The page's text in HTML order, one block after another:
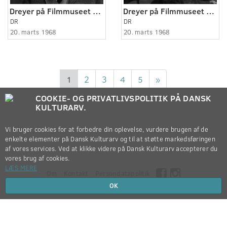
Dreyer på Filmmuseet 01.
DR
20. marts 1968
Dreyer på Filmmuseet 02.
DR
20. marts 1968
1 2 3 4 5 »
Copyright © 2012-2026
COOKIE- OG PRIVATLIVSPOLITIK PÅ DANSK
KULTURARV.
Vi bruger cookies for at forbedre din oplevelse, vurdere brugen af de
enkelte elementer på Dansk Kulturarv og til at støtte markedsføringen
af vores services. Ved at klikke videre på Dansk Kulturarv accepterer du
vores brug af cookies.
LÆS MERE
OK